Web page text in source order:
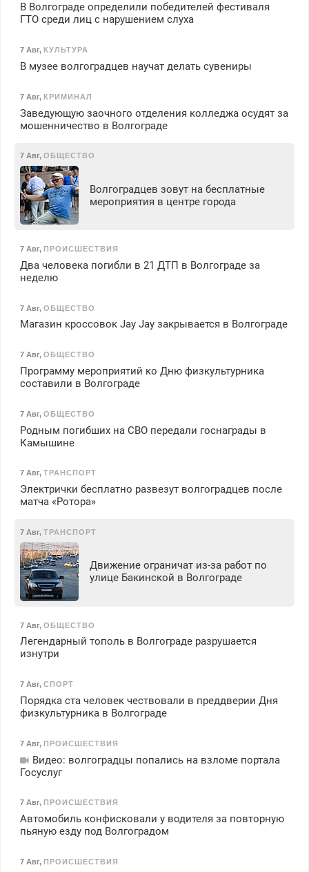
В Волгограде определили победителей фестиваля
ГТО среди лиц с нарушением слуха
7 Авг, КУЛЬТУРА
В музее волгоградцев научат делать сувениры
7 Авг, КРИМИНАЛ
Заведующую заочного отделения колледжа осудят за
мошенничество в Волгограде
7 Авг, ОБЩЕСТВО
Волгоградцев зовут на бесплатные
мероприятия в центре города
7 Авг, ПРОИСШЕСТВИЯ
Два человека погибли в 21 ДТП в Волгограде за
неделю
7 Авг, ОБЩЕСТВО
Магазин кроссовок Jay Jay закрывается в Волгограде
7 Авг, ОБЩЕСТВО
Программу мероприятий ко Дню физкультурника
составили в Волгограде
7 Авг, ОБЩЕСТВО
Родным погибших на СВО передали госнаграды в
Камышине
7 Авг, ТРАНСПОРТ
Электрички бесплатно развезут волгоградцев после
матча «Ротора»
7 Авг, ТРАНСПОРТ
Движение ограничат из-за работ по
улице Бакинской в Волгограде
7 Авг, ОБЩЕСТВО
Легендарный тополь в Волгограде разрушается
изнутри
7 Авг, СПОРТ
Порядка ста человек чествовали в преддверии Дня
физкультурника в Волгограде
7 Авг, ПРОИСШЕСТВИЯ
Видео: волгоградцы попались на взломе портала
Госуслуг
7 Авг, ПРОИСШЕСТВИЯ
Автомобиль конфисковали у водителя за повторную
пьяную езду под Волгоградом
7 Авг, ПРОИСШЕСТВИЯ